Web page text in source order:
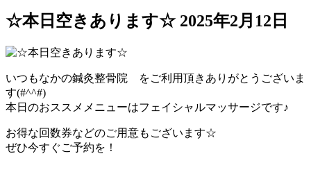
☆本日空きあります☆ 2025年2月12日
いつもなかの鍼灸整骨院 をご利用頂きありがとうございま
す(#^^#)
本日のおススメメニューはフェイシャルマッサージです♪
お得な回数券などのご用意もございます☆
ぜひ今すぐご予約を！